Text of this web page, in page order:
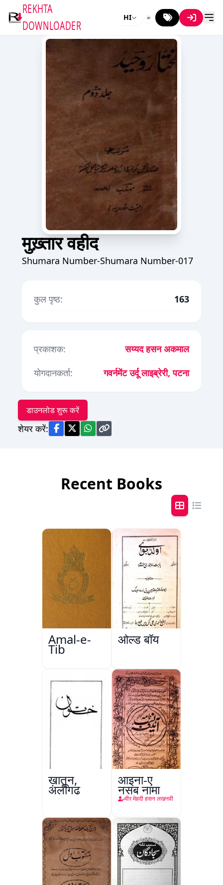
REKHTA
DOWNLOADER
HI
मुख़्तार वहीद
Shumara Number-Shumara Number-017
कुल पृष्ठ: 163
प्रकाशक:
सय्यद हसन अकमाल
योगदानकर्ता:
गवर्नमेंट उर्दू लाइब्रेरी, पटना
डाउनलोड शुरू करें
शेयर करें:
Recent Books
Amal-e-
Tib
ओल्ड बॉय
ख़ातून,
अलीगढ़
आइना-ए
नसब नामा
मीर मेहदी हसन लखनवी